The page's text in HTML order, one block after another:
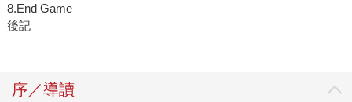
8.End Game
後記
序／導讀